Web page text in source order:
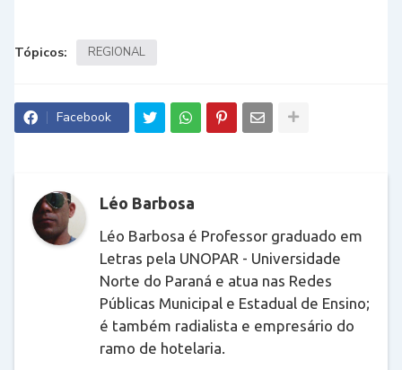
Tópicos: REGIONAL
Facebook
Léo Barbosa
Léo Barbosa é Professor graduado em
Letras pela UNOPAR - Universidade
Norte do Paraná e atua nas Redes
Públicas Municipal e Estadual de Ensino;
é também radialista e empresário do
ramo de hotelaria.